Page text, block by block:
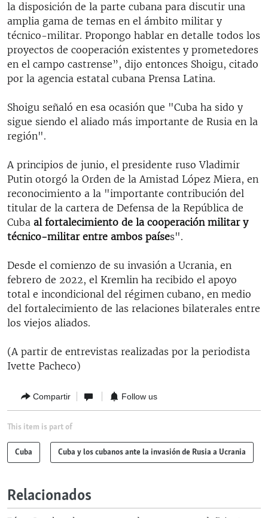
la disposición de la parte cubana para discutir una
amplia gama de temas en el ámbito militar y
técnico-militar. Propongo hablar en detalle todos los
proyectos de cooperación existentes y prometedores
en el campo castrense”, dijo entonces Shoigu, citado
por la agencia estatal cubana Prensa Latina.
Shoigu señaló en esa ocasión que "Cuba ha sido y
sigue siendo el aliado más importante de Rusia en la
región".
A principios de junio, el presidente ruso Vladimir
Putin otorgó la Orden de la Amistad López Miera, en
reconocimiento a la "importante contribución del
titular de la cartera de Defensa de la República de
Cuba al fortalecimiento de la cooperación militar y
técnico-militar entre ambos países".
Desde el comienzo de su invasión a Ucrania, en
febrero de 2022, el Kremlin ha recibido el apoyo
total e incondicional del régimen cubano, en medio
del fortalecimiento de las relaciones bilaterales entre
los viejos aliados.
(A partir de entrevistas realizadas por la periodista
Ivette Pacheco)
Compartir Follow us
This item is part of
Cuba Cuba y los cubanos ante la invasión de Rusia a Ucrania
Relacionados